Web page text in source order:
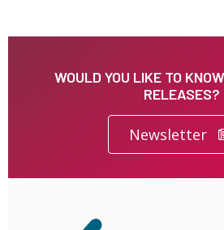
WOULD YOU LIKE TO
RELEASES?
Newsletter